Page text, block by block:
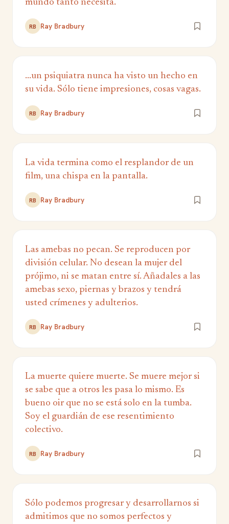
mundo tanto necesita.
RB Ray Bradbury
...un psiquiatra nunca ha visto un hecho en
su vida. Sólo tiene impresiones, cosas vagas.
RB Ray Bradbury
La vida termina como el resplandor de un
film, una chispa en la pantalla.
RB Ray Bradbury
Las amebas no pecan. Se reproducen por
división celular. No desean la mujer del
prójimo, ni se matan entre sí. Añadales a las
amebas sexo, piernas y brazos y tendrá
usted crímenes y adulterios.
RB Ray Bradbury
La muerte quiere muerte. Se muere mejor si
se sabe que a otros les pasa lo mismo. Es
bueno oir que no se está solo en la tumba.
Soy el guardián de ese resentimiento
colectivo.
RB Ray Bradbury
Sólo podemos progresar y desarrollarnos si
admitimos que no somos perfectos y